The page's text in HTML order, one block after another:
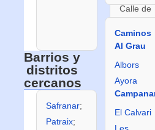
Calle de
Maestre.
Barrios y
distritos
cercanos
Safranar;
Patraix;
Caminos
Al Grau
Albors
Ayora
El Calvari